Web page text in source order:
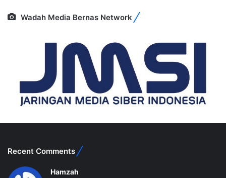
Wadah Media Bernas Network
Recent Comments
Hamzah